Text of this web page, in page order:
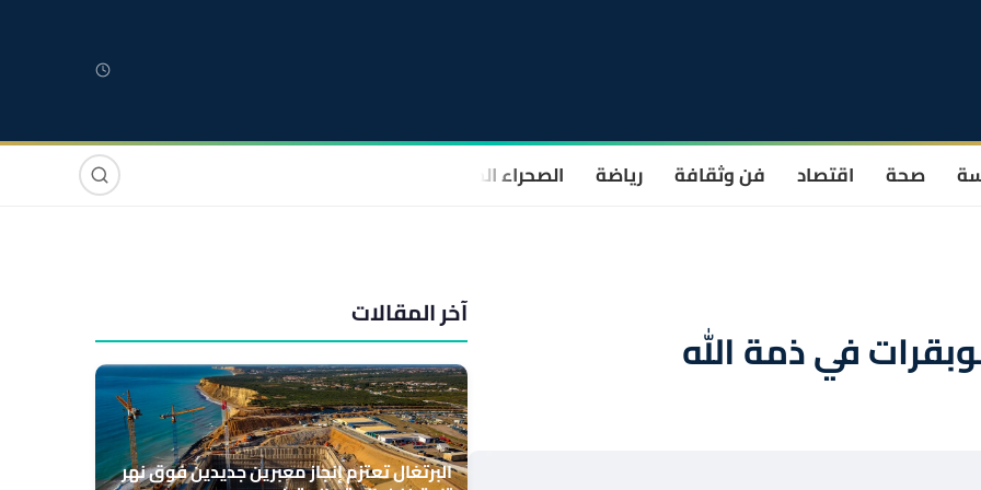
صحة اقتصاد فن وثقافة رياضة الصحراء المغربية صوت وصورة
في ذمة الله
آخر المقالات
البرتغال تعتزم إنجاز معبرين جديدين فوق نهر